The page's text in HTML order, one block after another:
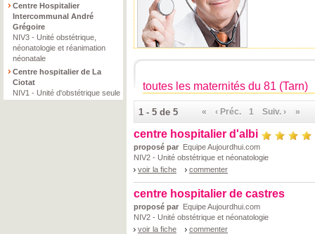
Centre Hospitalier
Intercommunal André
Grégoire
NIV3 - Unité obstétrique,
néonatologie et réanimation
néonatale
Centre hospitalier de La
Ciotat
NIV1 - Unité d'obstétrique seule
toutes les maternités du 81 (Tarn)
1 - 5 de 5 « ‹ Préc. 1 Suiv. › »
centre hospitalier d'albi
proposé par Equipe Aujourdhui.com
NIV2 - Unité obstétrique et néonatologie
voir la fiche
commenter
centre hospitalier de castres
proposé par Equipe Aujourdhui.com
NIV2 - Unité obstétrique et néonatologie
voir la fiche
commenter